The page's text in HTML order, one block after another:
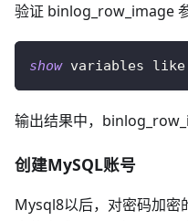
验证 binlog_row_image
show variables like
输出结果中，
创建MySQL账号
Mysql8以后，对密码加密